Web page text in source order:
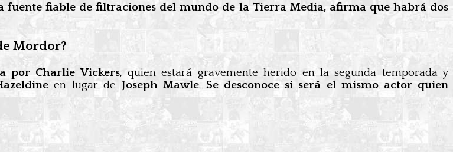
fuente fiable de filtraciones del mundo de la Tierra Media, afirma que habrá dos
Mordor?
por Charlie Vickers, quien estará gravemente herido en la segunda temporada y
en lugar de Joseph Mawle.Se desconoce si será el mismo actor quien